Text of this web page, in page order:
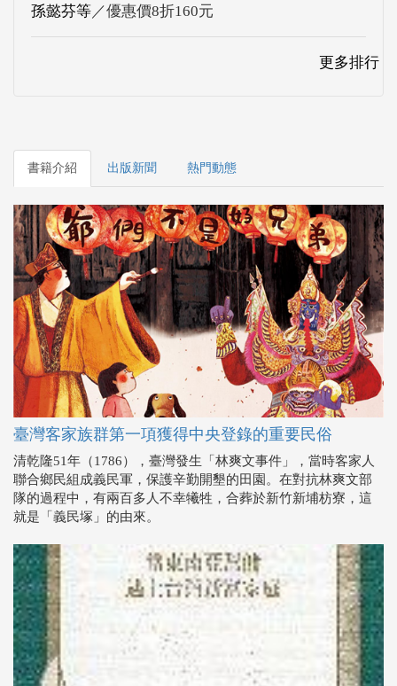
孫懿芬等／優惠價8折160元
更多排行
書籍介紹 出版新聞 熱門動態
臺灣客家族群第一項獲得中央登錄的重要民俗
清乾隆51年（1786），臺灣發生「林爽文事件」，當時客家人
聯合鄉民組成義民軍，保護辛勤開墾的田園。在對抗林爽文部
隊的過程中，有兩百多人不幸犧牲，合葬於新竹新埔枋寮，這
就是「義民塚」的由來。